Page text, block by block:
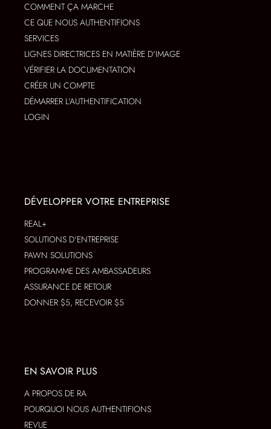
COMMENT ÇA MARCHE
CE QUE NOUS AUTHENTIFIONS
SERVICES
LIGNES DIRECTRICES EN MATIÈRE D'IMAGE
VÉRIFIER LA DOCUMENTATION
CRÉER UN COMPTE
DÉMARRER L'AUTHENTIFICATION
LOGIN
DÉVELOPPER VOTRE ENTREPRISE
REAL+
SOLUTIONS D'ENTREPRISE
PAWN SOLUTIONS
PROGRAMME DES AMBASSADEURS
ASSURANCE DE RETOUR
DONNER $5, RECEVOIR $5
EN SAVOIR PLUS
A PROPOS DE RA
POURQUOI NOUS AUTHENTIFIONS
REVUE